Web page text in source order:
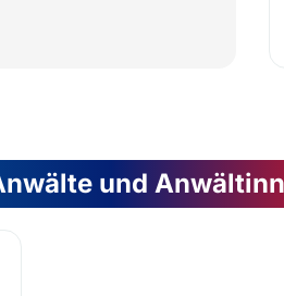
und